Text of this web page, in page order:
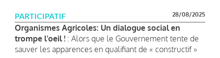
PARTICIPATIF 28/08/2025
Organismes Agricoles: Un dialogue social en
trompe l'oeil ! : Alors que le Gouvernement tente de
sauver les apparences en qualifiant de « constructif »